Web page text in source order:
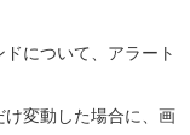
について、アラート
変動した場合に、画